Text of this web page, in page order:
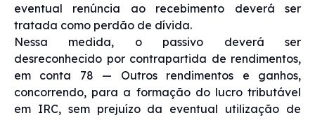
eventual renúncia ao recebimento deverá ser
tratada como perdão de dívida.
Nessa medida, o passivo deverá ser
desreconhecido por contrapartida de rendimentos,
em conta 78 — Outros rendimentos e ganhos,
concorrendo, para a formação do lucro tributável
em IRC, sem prejuízo da eventual utilização de